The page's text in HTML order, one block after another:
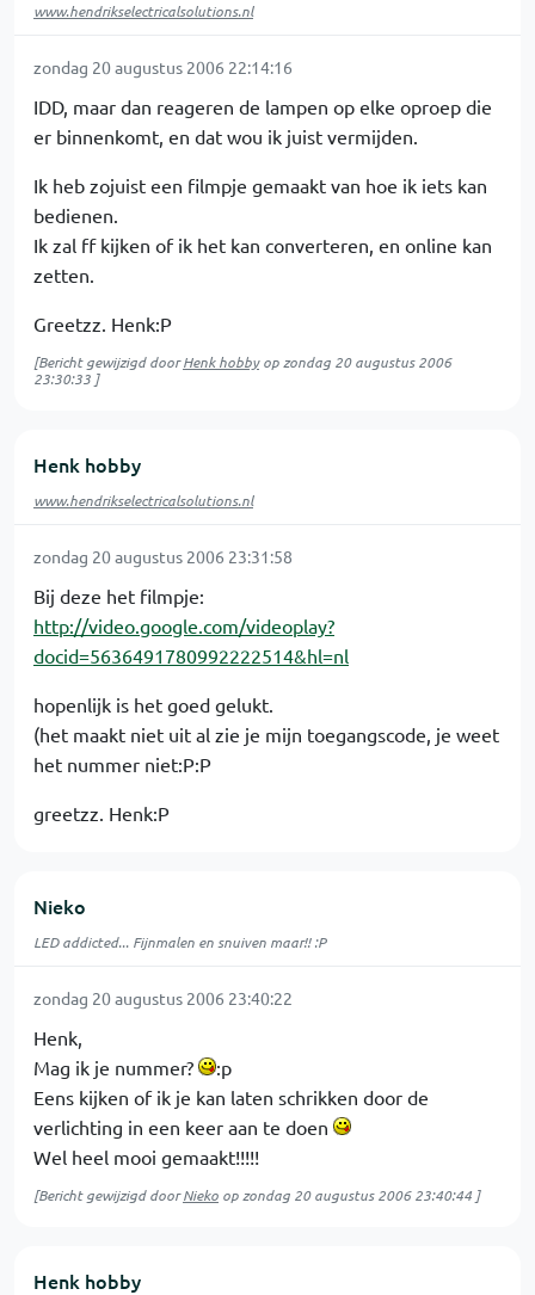
www.hendrikselectricalsolutions.nl
zondag 20 augustus 2006 22:14:16
IDD, maar dan reageren de lampen op elke oproep die
er binnenkomt, en dat wou ik juist vermijden.
Ik heb zojuist een filmpje gemaakt van hoe ik iets kan
bedienen.
Ik zal ff kijken of ik het kan converteren, en online kan
zetten.
Greetzz. Henk:P
[Bericht gewijzigd doorHenk hobbyop zondag 20 augustus 2006
23:30:33 ]
Henk hobby
www.hendrikselectricalsolutions.nl
zondag 20 augustus 2006 23:31:58
Bij deze het filmpje:
http://video.google.com/videoplay?
docid=5636491780992222514&hl=nl
hopenlijk is het goed gelukt.
(het maakt niet uit al zie je mijn toegangscode, je weet
het nummer niet:P:P
greetzz. Henk:P
Nieko
LED addicted... Fijnmalen en snuiven maar!! :P
zondag 20 augustus 2006 23:40:22
Henk,
Mag ik je nummer?
:p
Eens kijken of ik je kan laten schrikken door de
verlichting in een keer aan te doen
Wel heel mooi gemaakt!!!!!
[Bericht gewijzigd doorNieko op zondag 20 augustus 2006 23:40:44 ]
Henk hobby